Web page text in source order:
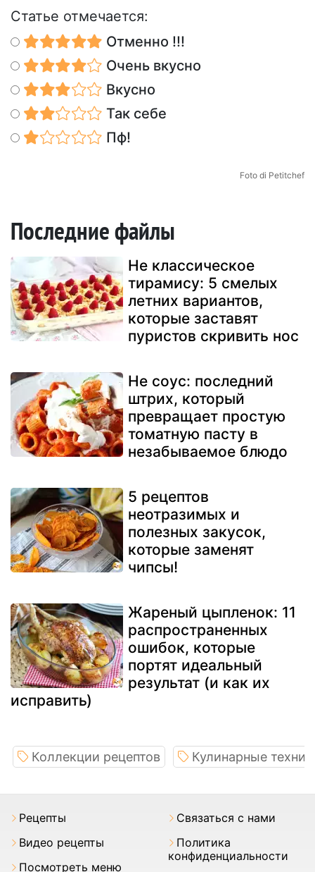
Статье отмечается:
Отменно !!!
Очень вкусно
Вкусно
Так себе
Пф!
Foto di Petitchef
Последние файлы
Не классическое
тирамису: 5 смелых
летних вариантов,
которые заставят
пуристов скривить нос
Не соус: последний
штрих, который
превращает простую
томатную пасту в
незабываемое блюдо
5 рецептов
неотразимых и
полезных закусок,
которые заменят
чипсы!
Жареный цыпленок: 11
распространенных
ошибок, которые
портят идеальный
результат (и как их
исправить)
Коллекции рецептов Кулинарные
Pецепты
Видео рецепты
Посмотреть меню
Связаться с нами
Политика
конфиденциальности